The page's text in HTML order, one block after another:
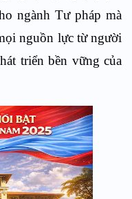
ngành Tư pháp mà
nguồn lực từ người
triển bền vững của